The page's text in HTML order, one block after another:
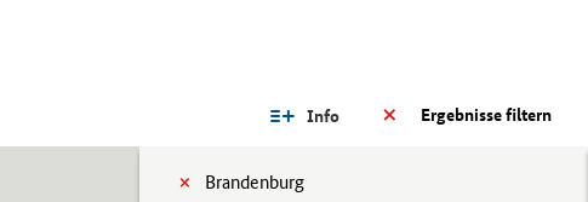
Ergebnisse filtern
Info
Brandenburg